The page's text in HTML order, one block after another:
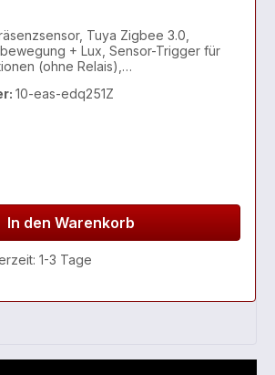
Tuya Zigbee 3.0,
+ Lux, Sensor-Trigger für
(ohne Relais),
10-eas-edq251Z
In den Warenkorb
1-3 Tage